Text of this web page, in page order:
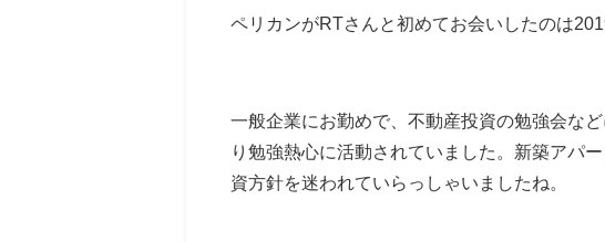
ペリカンがRTさんと初めてお会いしたのは
一般企業にお勤めで、不動産投資の勉強会な
り勉強熱心に活動されていました。新築アパ
資方針を迷われていらっしゃいましたね。